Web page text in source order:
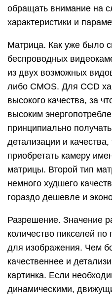
обращать внимание на
характеристики и
Матрица. Как уже было
беспроводных
из двух возможных
либо CMOS. Для CCD
высокого качества, за
высоким
принципиально
детализации и
приобретать камеру
матрицы. Второй тип
немного худшего
гораздо дешевле и
Разрешение. Значение
количество пикселей по
для изображения. Чем
качественнее и
картинка. Если
динамическими,